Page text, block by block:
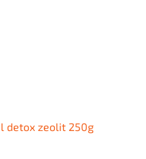
detox zeolit 250g